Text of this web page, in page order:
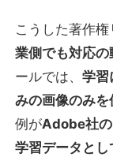
こうした著作
業側でも対応の
ールでは、学習
みの画像のみを
例がAdobe社
学習データと